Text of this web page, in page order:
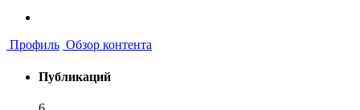
Профиль Обзор контента
Публикаций